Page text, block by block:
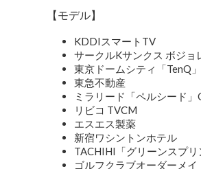
【モデル】
KDDIスマートTV
サークルKサンクス ボジョ
東京ドームシティ「TenQ
東急不動産
ミラリード「ペルシード」
リビコ TVCM
エスエス製薬
新宿ワシントンホテル
TACHIHI「グリーンスプリ
ゴルフクラブオーダーメイ